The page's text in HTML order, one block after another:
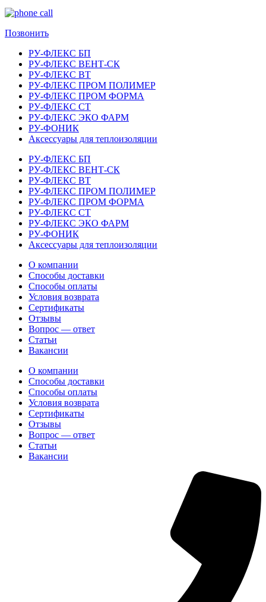
Позвонить
РУ-ФЛЕКС БП
РУ-ФЛЕКС ВЕНТ-СК
РУ-ФЛЕКС ВТ
РУ-ФЛЕКС ПРОМ ПОЛИМЕР
РУ-ФЛЕКС ПРОМ ФОРМА
РУ-ФЛЕКС СТ
РУ-ФЛЕКС ЭКО ФАРМ
РУ-ФОНИК
Аксессуары для теплоизоляции
РУ-ФЛЕКС БП
РУ-ФЛЕКС ВЕНТ-СК
РУ-ФЛЕКС ВТ
РУ-ФЛЕКС ПРОМ ПОЛИМЕР
РУ-ФЛЕКС ПРОМ ФОРМА
РУ-ФЛЕКС СТ
РУ-ФЛЕКС ЭКО ФАРМ
РУ-ФОНИК
Аксессуары для теплоизоляции
О компании
Способы доставки
Способы оплаты
Условия возврата
Сертификаты
Отзывы
Вопрос — ответ
Статьи
Вакансии
О компании
Способы доставки
Способы оплаты
Условия возврата
Сертификаты
Отзывы
Вопрос — ответ
Статьи
Вакансии